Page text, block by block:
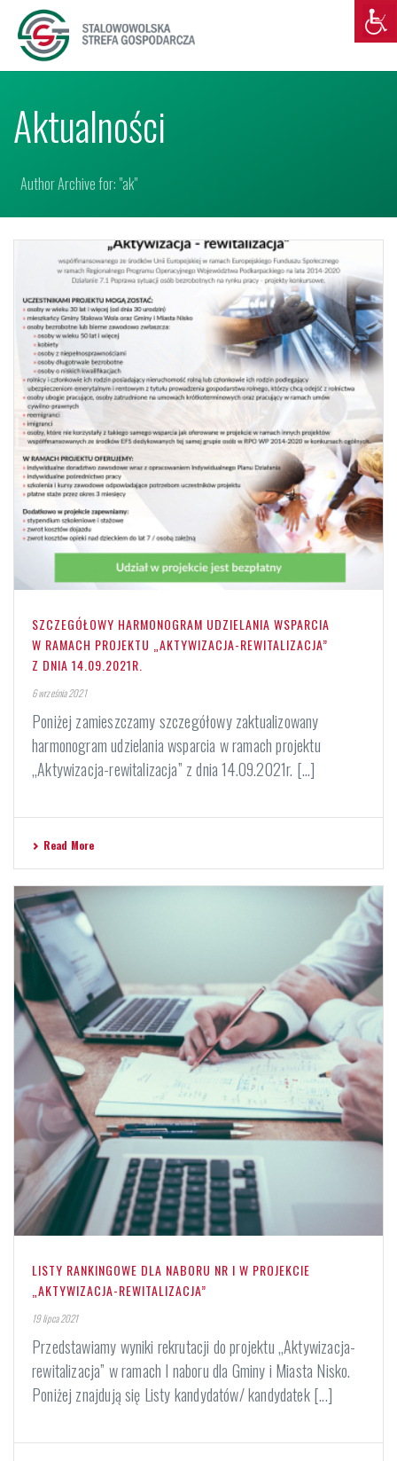
Aktualności
Author Archive for: "ak"
SZCZEGÓŁOWY HARMONOGRAM UDZIELANIA WSPARCIA
W RAMACH PROJEKTU „AKTYWIZACJA-REWITALIZACJA”
Z DNIA 14.09.2021R.
6 września 2021
Poniżej zamieszczamy szczegółowy zaktualizowany
harmonogram udzielania wsparcia w ramach projektu
„Aktywizacja-rewitalizacja” z dnia 14.09.2021r. [...]
Read More
LISTY RANKINGOWE DLA NABORU NR I W PROJEKCIE
„AKTYWIZACJA-REWITALIZACJA”
19 lipca 2021
Przedstawiamy wyniki rekrutacji do projektu „Aktywizacja-
rewitalizacja” w ramach I naboru dla Gminy i Miasta Nisko.
Poniżej znajdują się Listy kandydatów/ kandydatek [...]